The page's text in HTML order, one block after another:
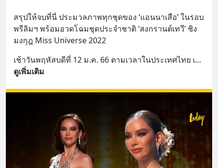
สรุปให้จบที่นี่ ประมวลภาพทุกชุดของ ‘แอนนาเสือ’ ในรอบ
พรีลิมฯ พร้อมอวดโฉมชุดประจำชาติ ‘สงกรานต์เทวี’ ชิง
มงกุฎ Miss Universe 2022
เช้าวันพฤหัสบดีที่ 12 ม.ค. 66 ตามเวลาในประเทศไทย เ...
ดูเพิ่มเติม